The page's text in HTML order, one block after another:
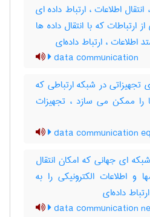
اطلاعات ، ارتباط داده ای
ارتباطات که با انتقال داده ها
، ارتباط داده‌ای
data communication
تجهیزاتی در شبکه ارتباطی که
را ممکن می سازد ، تجهیزات
data communication
ای جهانی که امکان انتقال
و اطلاعات الکترونیکی را به
داده‌ای
data communication